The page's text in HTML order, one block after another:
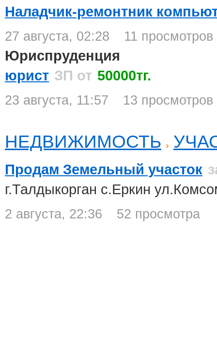
Наладчик-ремонтник
27 августа, 02:28 11 просмотров
Юриспруденция
юрист ЗП от 50000тг.
23 августа, 11:57 13 просмотров
НЕДВИЖИМОСТЬ
Продам Земельный участок
г.Талдыкорган с.Еркин
2 августа, 22:36 52 просмотра